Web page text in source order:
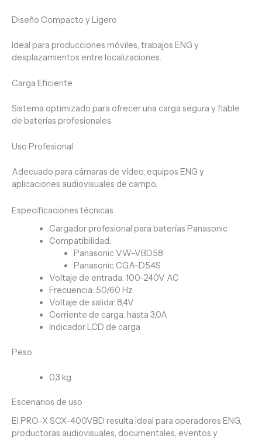
Diseño Compacto y Ligero
Ideal para producciones móviles, trabajos ENG y
desplazamientos entre localizaciones.
Carga Eficiente
Sistema optimizado para ofrecer una carga segura y fiable
de baterías profesionales.
Uso Profesional
Adecuado para cámaras de vídeo, equipos ENG y
aplicaciones audiovisuales de campo.
Especificaciones técnicas
Cargador profesional para baterías Panasonic
Compatibilidad:
Panasonic VW-VBD58
Panasonic CGA-D54S
Voltaje de entrada: 100-240V AC
Frecuencia: 50/60 Hz
Voltaje de salida: 8,4V
Corriente de carga: hasta 3,0A
Indicador LCD de carga
Peso
0,3 kg
Escenarios de uso
El PRO-X SCX-400VBD resulta ideal para operadores ENG,
productoras audiovisuales, documentales, eventos y